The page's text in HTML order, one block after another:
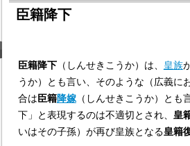
臣籍降下
臣籍降下（しんせきこうか）は、 皇族
うか）とも言い、そのような（広義に
合は臣籍降嫁（しんせきこうか）とも
下」と表現するのは不適切とされ、 皇
いはその子孫）が再び皇族となる皇籍